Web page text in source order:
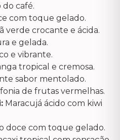
do café.
com toque gelado.
verde crocante e ácida.
e gelada.
e vibrante.
tropical e cremosa.
sabor mentolado.
de frutas vermelhas.
Maracujá ácido com kiwi
doce com toque gelado.